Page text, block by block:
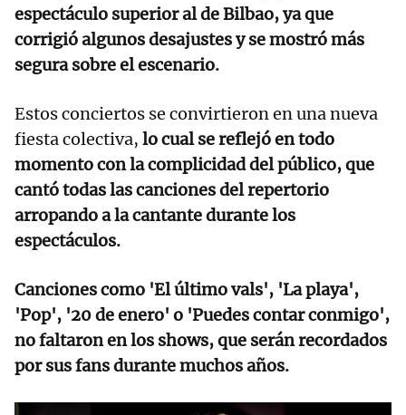
espectáculo superior al de Bilbao, ya que
corrigió algunos desajustes y se mostró más
segura sobre el escenario.
Estos conciertos se convirtieron en una nueva
fiesta colectiva, lo cual se reflejó en todo
momento con la complicidad del público, que
cantó todas las canciones del repertorio
arropando a la cantante durante los
espectáculos.
Canciones como 'El último vals', 'La playa',
'Pop', '20 de enero' o 'Puedes contar conmigo',
no faltaron en los shows, que serán recordados
por sus fans durante muchos años.